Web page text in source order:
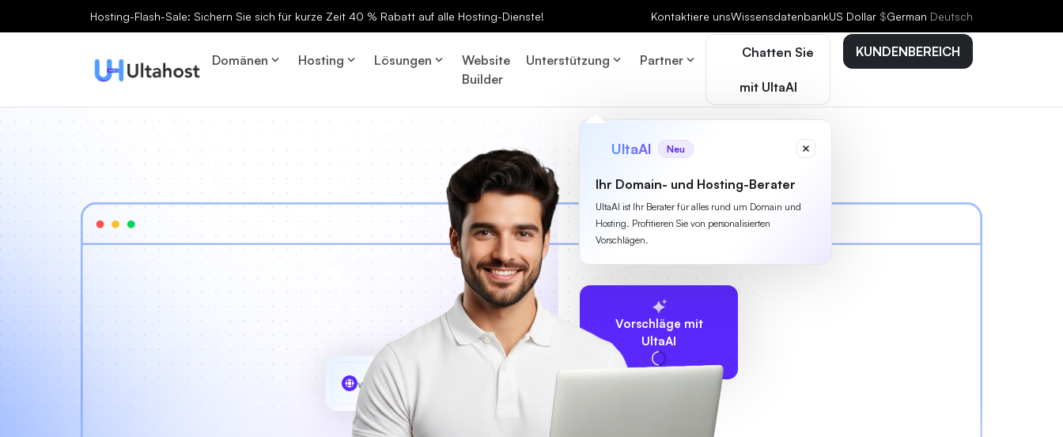
Hosting-Flash-Sale: Sichern Sie sich für kurze Zeit 40 % Rabatt auf alle Hosting-Dienste! Kontaktiere unsWissensdatenbankUS Dollar $German Deutsch
Domänen Hosting Lösungen
Website
Builder
Unterstützung Partner Chatten Sie
mit UltaAI
UltaAI Neu
Ihr Domain- und Hosting-Berater
UltaAI ist Ihr Berater für alles rund um Domain und
Hosting. Profitieren Sie von personalisierten
Vorschlägen.
KUNDENBEREICH
Vorschläge mit
UltaAI
www MyCafe